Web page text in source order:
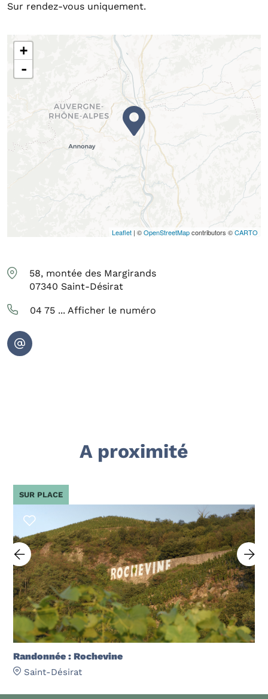
Sur rendez-vous uniquement.
+
-
Leaflet | ©OpenStreetMapcontributors ©CARTO
58, montée des Margirands
07340 Saint-Désirat
04 75 ... Afficher le numéro
A proximité
Randonnée : Rochevine
Saint-Désirat
SUR PLACE